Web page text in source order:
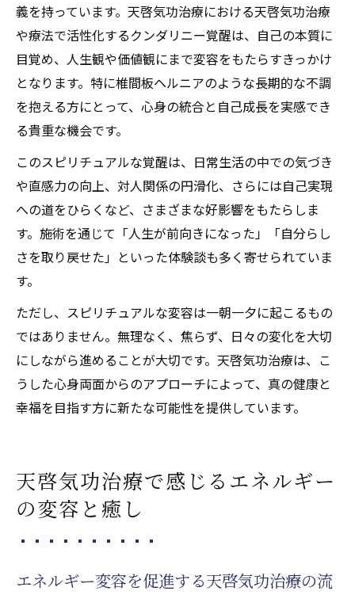
義を持っています。天啓気功治療における天啓気功治療
や療法で活性化するクンダリニー覚醒は、自己の本質に
目覚め、人生観や価値観にまで変容をもたらすきっかけ
となります。特に椎間板ヘルニアのような長期的な不調
を抱える方にとって、心身の統合と自己成長を実感でき
る貴重な機会です。
このスピリチュアルな覚醒は、日常生活の中での気づき
や直感力の向上、対人関係の円滑化、さらには自己実現
への道をひらくなど、さまざまな好影響をもたらしま
す。施術を通じて「人生が前向きになった」「自分らし
さを取り戻せた」といった体験談も多く寄せられていま
す。
ただし、スピリチュアルな変容は一朝一夕に起こるもの
ではありません。無理なく、焦らず、日々の変化を大切
にしながら進めることが大切です。天啓気功治療は、こ
うした心身両面からのアプローチによって、真の健康と
幸福を目指す方に新たな可能性を提供しています。
天啓気功治療で感じるエネルギー
の変容と癒し
エネルギー変容を促進する天啓気功治療の流